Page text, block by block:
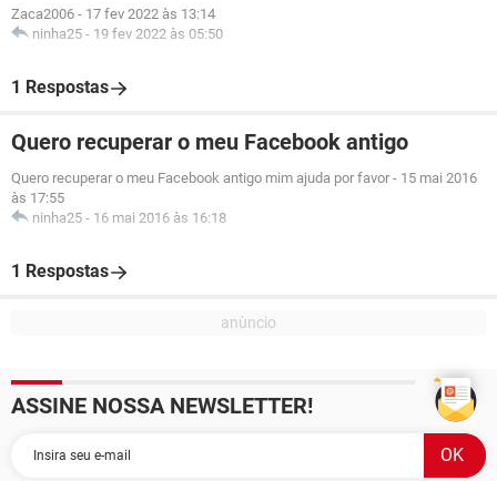
Zaca2006 - 17 fev 2022 às 13:14
ninha25 - 19 fev 2022 às 05:50
1 Respostas
Quero recuperar o meu Facebook antigo
Quero recuperar o meu Facebook antigo mim ajuda por favor - 15 mai 2016
às 17:55
ninha25 - 16 mai 2016 às 16:18
1 Respostas
ASSINE NOSSA NEWSLETTER!